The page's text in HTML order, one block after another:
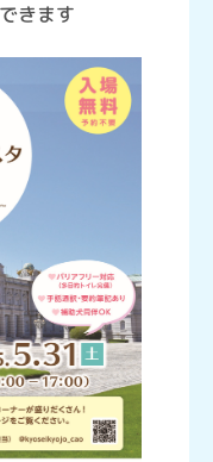
きます